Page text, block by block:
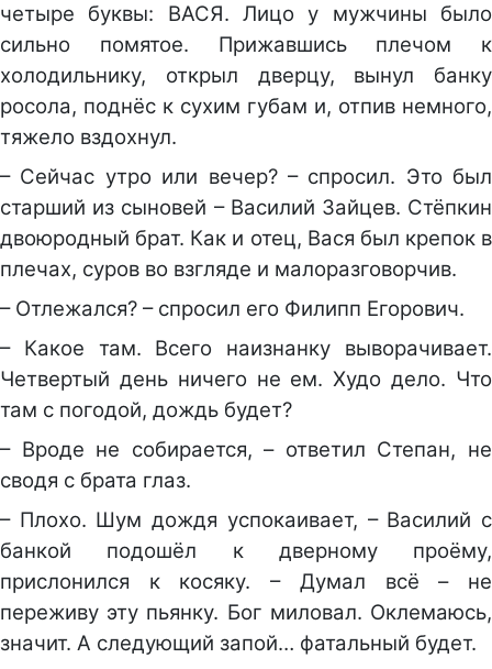
четыре буквы: ВАСЯ. Лицо у мужчины было
сильно помятое. Прижавшись плечом к
холодильнику, открыл дверцу, вынул банку
росола, поднёс к сухим губам и, отпив немного,
тяжело вздохнул.
– Сейчас утро или вечер? – спросил. Это был
старший из сыновей – Василий Зайцев. Стёпкин
двоюродный брат. Как и отец, Вася был крепок в
плечах, суров во взгляде и малоразговорчив.
– Отлежался? – спросил его Филипп Егорович.
– Какое там. Всего наизнанку выворачивает.
Четвертый день ничего не ем. Худо дело. Что
там с погодой, дождь будет?
– Вроде не собирается, – ответил Степан, не
сводя с брата глаз.
– Плохо. Шум дождя успокаивает, – Василий с
банкой подошёл к дверному проёму,
прислонился к косяку. – Думал всё – не
переживу эту пьянку. Бог миловал. Оклемаюсь,
значит. А следующий запой… фатальный будет.